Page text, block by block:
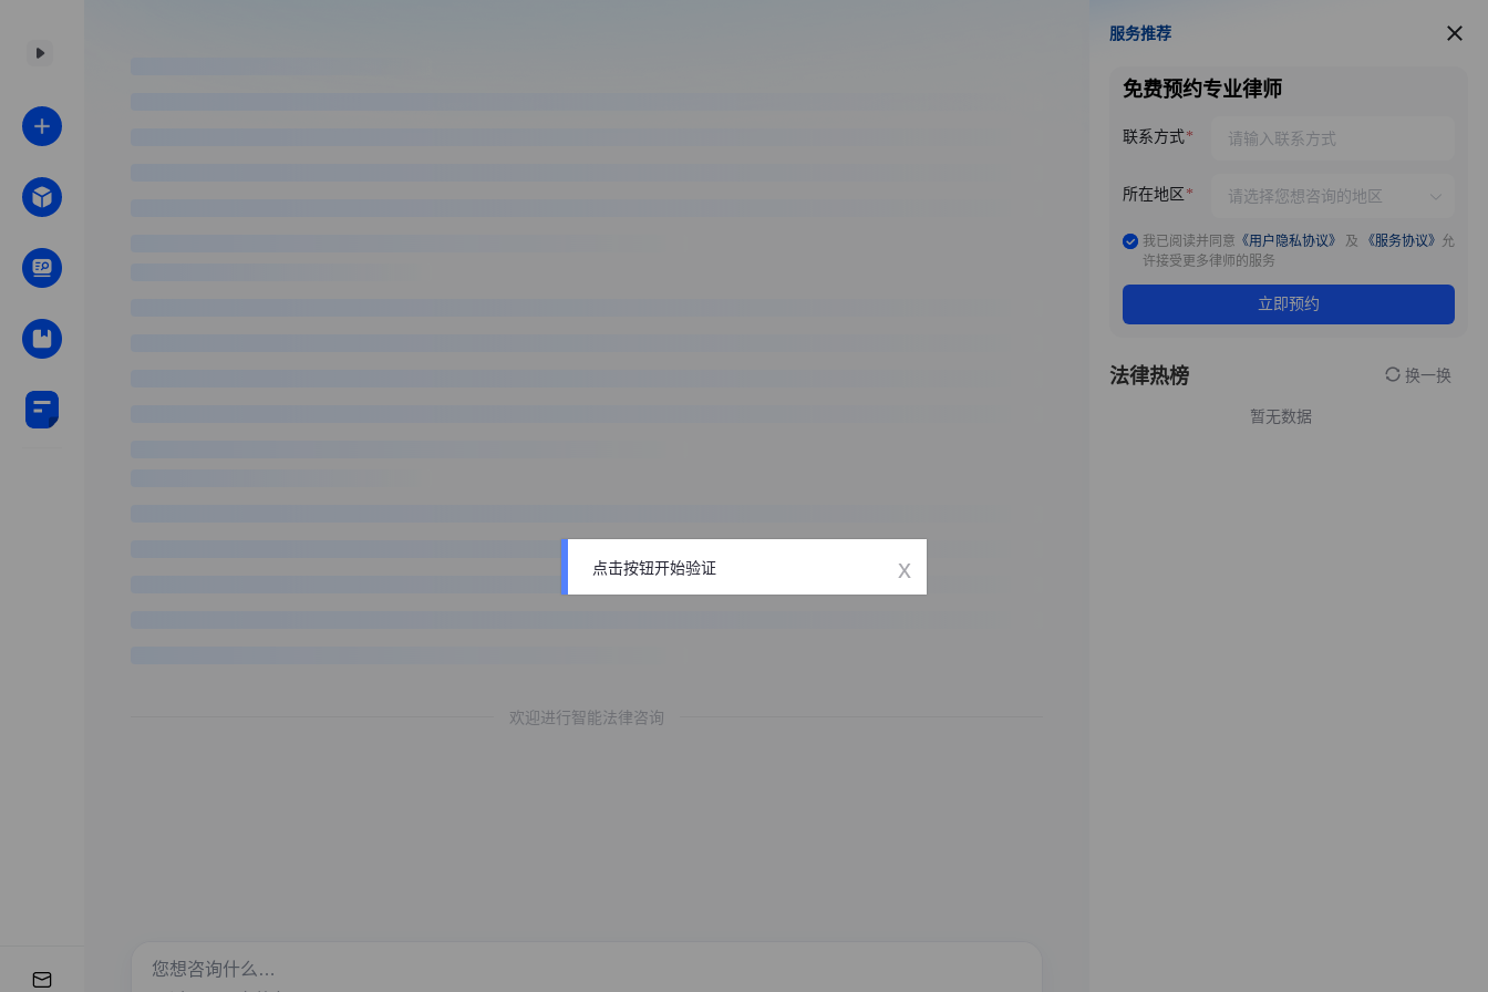
欢迎进行智能法律咨询
服务推荐
服务推荐
免费预约专业律师
联系方式
所在地区
我已阅读并同意 《用户隐私协议》 及 《服务协议》 允
许接受更多律师的服务
立即预约
法律热榜 换一换
暂无数据
点击按钮开始验证 x